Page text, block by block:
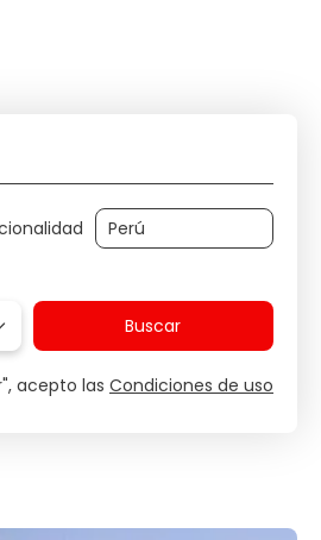
Buscar
acepto las Condiciones de uso